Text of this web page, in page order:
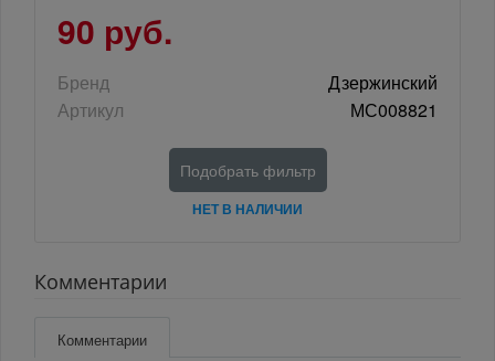
90 руб.
Бренд
Дзержинский
Артикул
МС008821
Подобрать фильтр
НЕТ В НАЛИЧИИ
Комментарии
Комментарии